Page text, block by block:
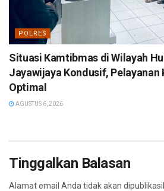
POLRES
Situasi Kamtibmas di Wilayah
Jayawijaya Kondusif, Pelayanan
Optimal
AGUSTUS 6, 2026
Tinggalkan Balasan
Alamat email Anda tidak akan